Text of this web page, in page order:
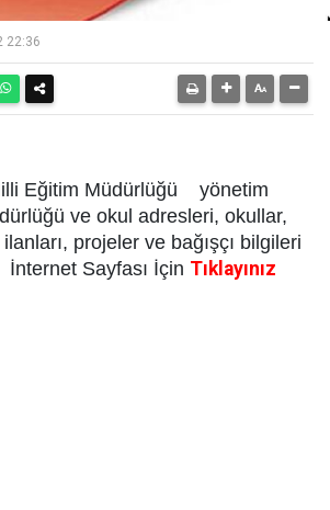
22:36
Eğitim Müdürlüğü yönetim
ve okul adresleri, okullar,
projeler ve bağışçı bilgileri
Sayfası İçin Tıklayınız